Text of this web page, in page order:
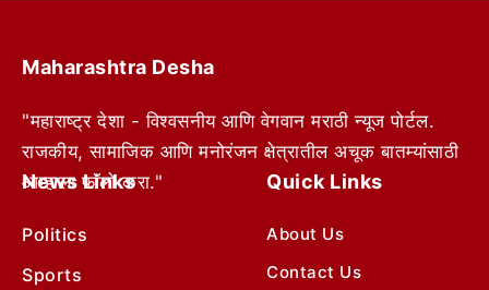
Maharashtra Desha
"महाराष्ट्र देशा - विश्वसनीय आणि वेगवान मराठी न्यूज पोर्टल.
राजकीय, सामाजिक आणि मनोरंजन क्षेत्रातील अचूक बातम्यांसाठी
आम्हाला फॉलो करा."
News Links
Politics
Sports
Quick Links
About Us
Contact Us